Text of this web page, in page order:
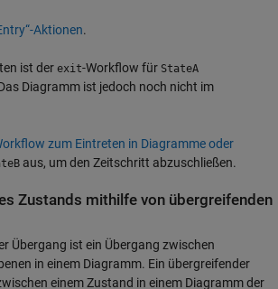
Aktionen.
ist der exit-Workflow für StateA
Diagramm ist jedoch noch nicht im
zum Eintreten in Diagramme oder
aus, um den Zeitschritt abzuschließen.
Zustands mithilfe von übergreifenden
Übergang ist ein Übergang zwischen
in einem Diagramm. Ein übergreifender
einem Zustand in einem Diagramm der